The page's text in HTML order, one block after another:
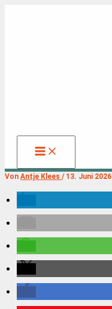
Von Antje Klees / 13. Juni 2026